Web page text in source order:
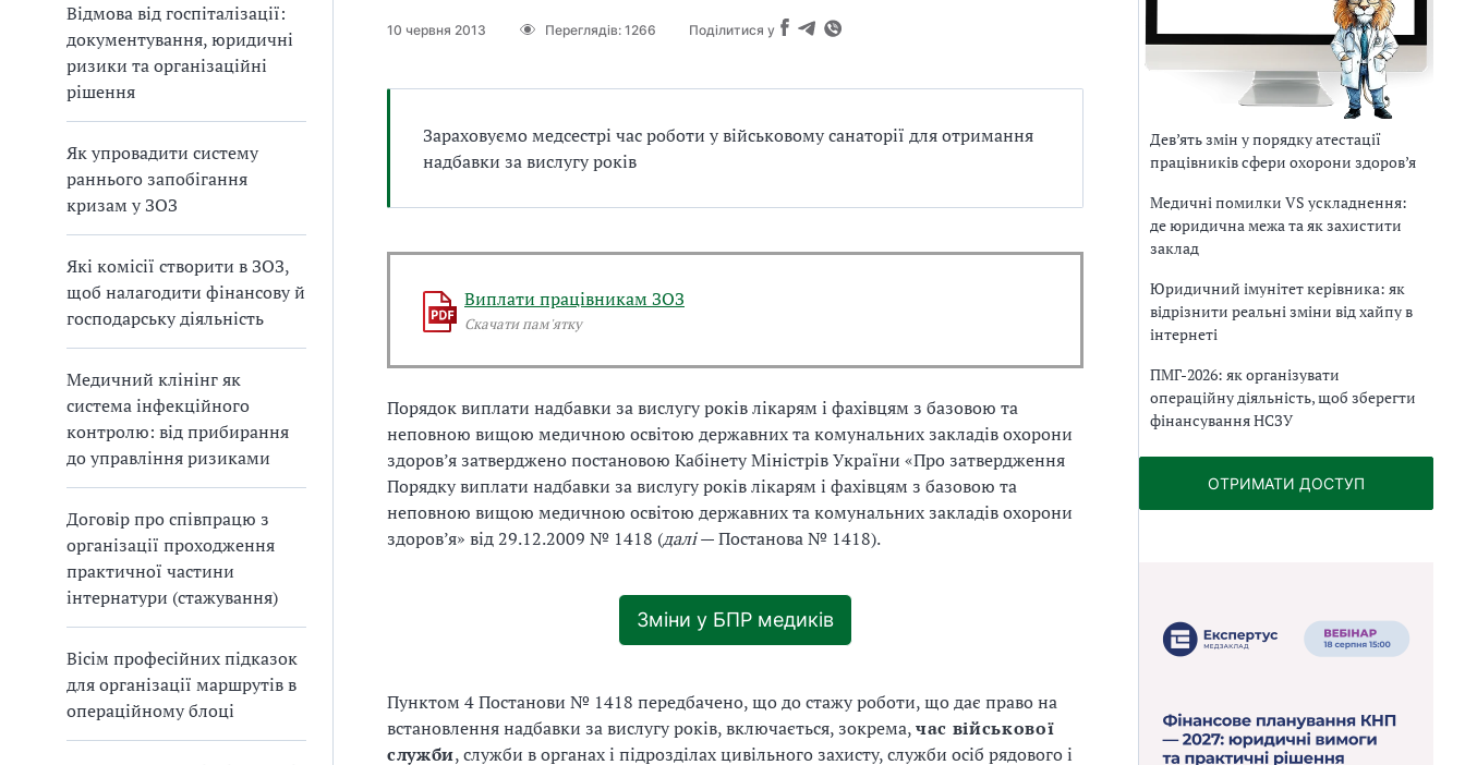
Відмова від госпіталізації:
документування, юридичні
ризики та організаційні
рішення
Як упровадити систему
раннього запобігання
кризам у ЗОЗ
Які комісії створити в ЗОЗ,
щоб налагодити фінансову й
господарську діяльність
Медичний клінінг як
система інфекційного
контролю: від прибирання
до управління ризиками
Договір про співпрацю з
організації проходження
практичної частини
інтернатури (стажування)
Вісім професійних підказок
для організації маршрутів в
операційному блоці
10 червня 2013 Переглядів: 1266 Поділитися у
Зараховуємо медсестрі час роботи у військовому санаторії для отримання
надбавки за вислугу років
Виплати працівникам ЗОЗ
Скачати пам'ятку
Порядок виплати надбавки за вислугу років лікарям і фахівцям з базовою та
неповною вищою медичною освітою державних та комунальних закладів охорони
здоров’я затверджено постановою Кабінету Міністрів України «Про затвердження
Порядку виплати надбавки за вислугу років лікарям і фахівцям з базовою та
неповною вищою медичною освітою державних та комунальних закладів охорони
здоров’я» від 29.12.2009 № 1418 (далі— Постанова № 1418).
Зміни у БПР медиків
Пунктом 4 Постанови № 1418 передбачено, що до стажу роботи, що дає право на
встановлення надбавки за вислугу років, включається, зокрема,час військової
служби, служби в органах і підрозділах цивільного захисту, служби осіб рядового і
Дев’ять змін у порядку атестації
працівників сфери охорони здоров’я
Медичні помилки VS ускладнення:
де юридична межа та як захистити
заклад
Юридичний імунітет керівника: як
відрізнити реальні зміни від хайпу в
інтернеті
ПМГ-2026: як організувати
операційну діяльність, щоб зберегти
фінансування НСЗУ
ОТРИМАТИ ДОСТУП